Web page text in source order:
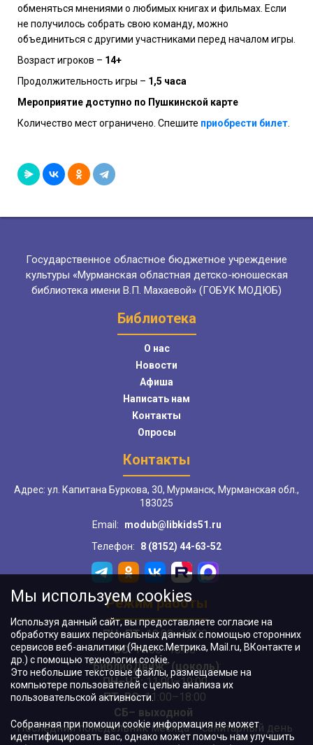
обменяться мнениями о любимых книгах и фильмах. Если
не получилось собрать свою команду, можно
объединиться с другими участниками перед началом игры.
Возраст игроков – 14+
Продолжительность игры – 1,5 часа
Мероприятие доступно по Пушкинской карте
Количество мест ограничено. Спешите приобрести билет
Государственное областное бюджетное учреждение
культуры «Мурманская областная детско-юношеская
библиотека имени В.П. Махаевой» (ГОБУК МОДЮБ)
Библиотека
О нас
Новости
Афиша
Написать нам
Контакты
Опросы
Контакты
Адрес: ул. Капитана Буркова, 30, Мурманск, Мурманская обл.,
183025
Email:
modub@libkids51.ru
Телефон:
8 (8152) 44-63-52
Режим работы
ПН–ПТ:10:00–18:00
ВС:11:00–18:00
"БиблиоДвиж" (цоколь):
ПН–ЧТ:11:00–19:00
ПТ, ВС:11:00–18:00
СБ– выходной
Последний понедельник месяца – санитарный день
Мы используем cookies
Используя данный сайт, вы предоставляете согласие на
обработку ваших персональных данных с помощью сторонних
сервисов веб-аналитики (Яндекс.Метрика, Mail.ru, ВКонтакте и
др.) с помощью технологии cookie.
Это небольшие текстовые файлы, размещаемые на
компьютере пользователей с целью анализа их
пользовательской активности.
Собранная при помощи cookie информация не может
идентифицировать вас, однако может помочь нам улучшить